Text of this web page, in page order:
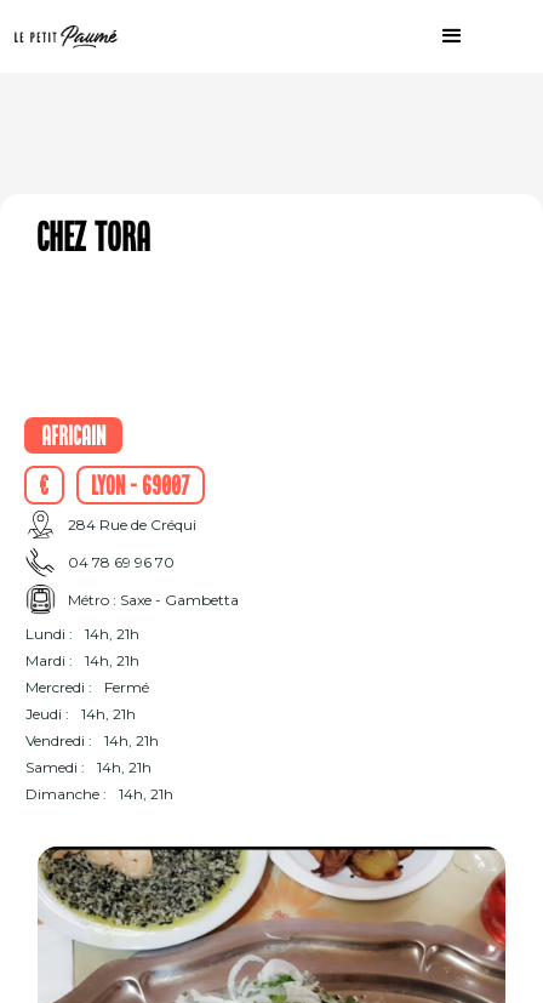
Chez Tora
Africain
€
Lyon - 69007
284 Rue de Créqui
04 78 69 96 70
Métro : Saxe - Gambetta
Lundi :
14h, 21h
Mardi :
14h, 21h
Mercredi :
Fermé
Jeudi :
14h, 21h
Vendredi :
14h, 21h
Samedi :
14h, 21h
Dimanche :
14h, 21h